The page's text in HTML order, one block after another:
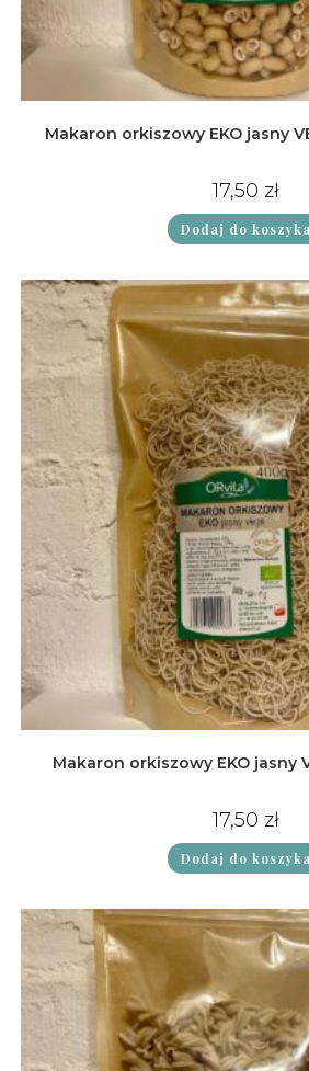
Makaron orkiszowy EKO jasny
17,50 zł
Dodaj do koszyka
Makaron orkiszowy EKO jasny
17,50 zł
Dodaj do koszyka